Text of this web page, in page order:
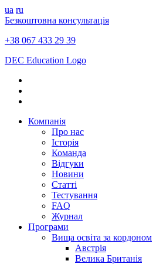
ua ru
Безкоштовна консультація
+38 067 433 29 39
DEC Education Logo
Компанія
Про нас
Історія
Команда
Відгуки
Новини
Статті
Тестування
FAQ
Журнал
Програми
Вища освіта за кордоном
Австрія
Велика Британія